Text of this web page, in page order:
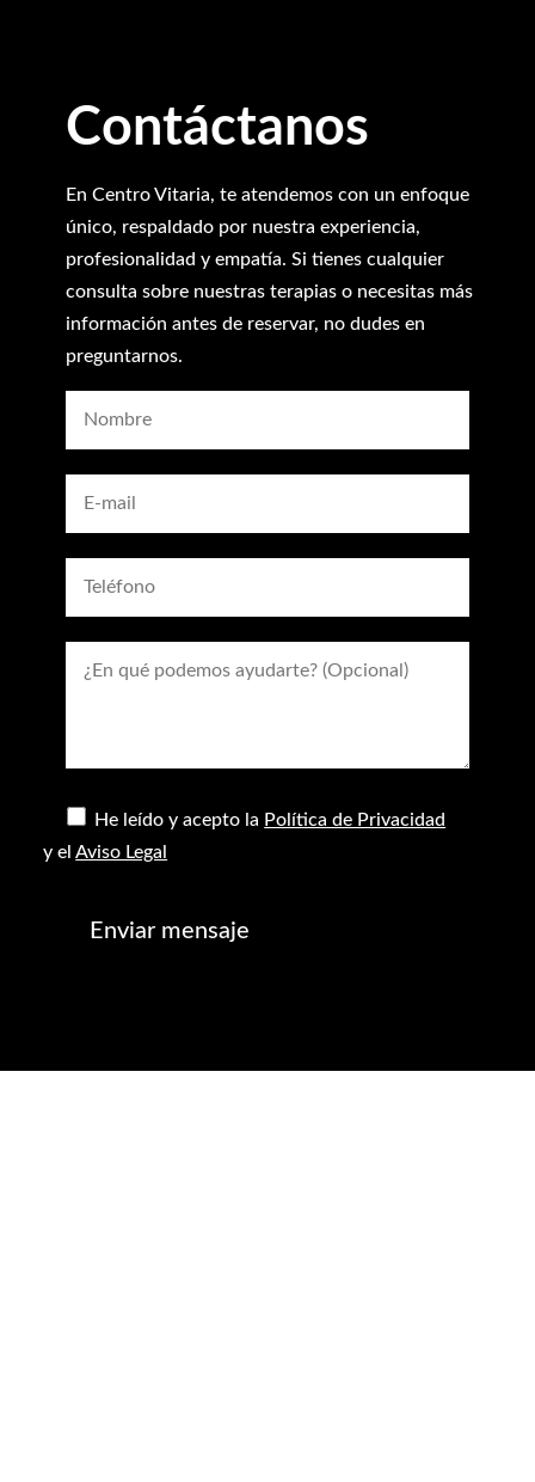
Contáctanos
En Centro Vitaria, te atendemos con un enfoque
único, respaldado por nuestra experiencia,
profesionalidad y empatía. Si tienes cualquier
consulta sobre nuestras terapias o necesitas más
información antes de reservar, no dudes en
preguntarnos.
He leído y acepto la Política de Privacidad
y elAviso Legal
Enviar mensaje